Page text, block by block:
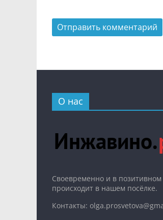
О нас
Cвоевременно и в
происходит в нашем посёлке.
Контакты: